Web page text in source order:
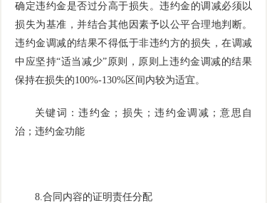
确定违约金是否过分高于损失。违约金的调减必须以
损失为基准，并结合其他因素予以公平合理地判断。
违约金调减的结果不得低于非违约方的损失，在调减
中应坚持“适当减少”原则，原则上违约金调减的结果
保持在损失的100%-130% 区间内较为适宜。
关键词：违约金；损失；违约金调减；意思自
治；违约金功能
8.合同内容的证明责任分配